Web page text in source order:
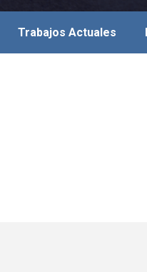
Trabajos Actuales